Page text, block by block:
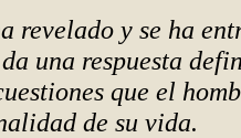
revelado y se ha
una respuesta
que el
de su vida.